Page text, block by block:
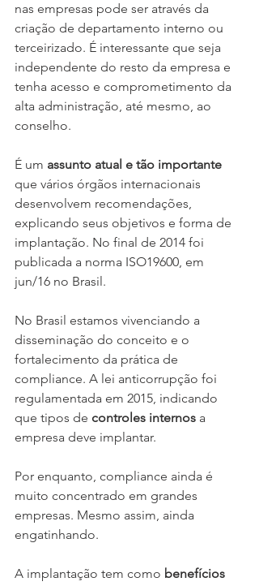
nas empresas pode ser através da
criação de departamento interno ou
terceirizado. É interessante que seja
independente do resto da empresa e
tenha acesso e comprometimento da
alta administração, até mesmo, ao
conselho.
É um assunto atual e tão importante
que vários órgãos internacionais
desenvolvem recomendações,
explicando seus objetivos e forma de
implantação. No final de 2014 foi
publicada a norma ISO19600, em
jun/16 no Brasil.
No Brasil estamos vivenciando a
disseminação do conceito e o
fortalecimento da prática de
compliance. A lei anticorrupção foi
regulamentada em 2015, indicando
que tipos de controles internos a
empresa deve implantar.
Por enquanto, compliance ainda é
muito concentrado em grandes
empresas. Mesmo assim, ainda
engatinhando.
A implantação tem como benefícios